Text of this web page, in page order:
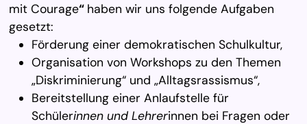
mit Courage“ haben wir uns folgende Aufgaben
gesetzt:
Förderung einer demokratischen Schulkultur,
Organisation von Workshops zu den Themen
„Diskriminierung“ und „Alltagsrassismus“,
Bereitstellung einer Anlaufstelle für
Schülerinnen und Lehrerinnen bei Fragen oder